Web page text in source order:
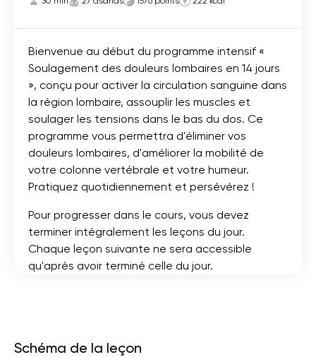
Bienvenue au début du programme intensif «
Soulagement des douleurs lombaires en 14 jours
», conçu pour activer la circulation sanguine dans
la région lombaire, assouplir les muscles et
soulager les tensions dans le bas du dos. Ce
programme vous permettra d'éliminer vos
douleurs lombaires, d'améliorer la mobilité de
votre colonne vertébrale et votre humeur.
Pratiquez quotidiennement et persévérez !
Pour progresser dans le cours, vous devez
terminer intégralement les leçons du jour.
Chaque leçon suivante ne sera accessible
qu'après avoir terminé celle du jour.
Schéma de la leçon